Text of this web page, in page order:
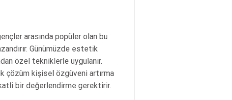
arasında popüler olan bu
Günümüzde estetik
özel tekniklerle uygulanır.
çözüm kişisel özgüveni artırma
bir değerlendirme gerektirir.